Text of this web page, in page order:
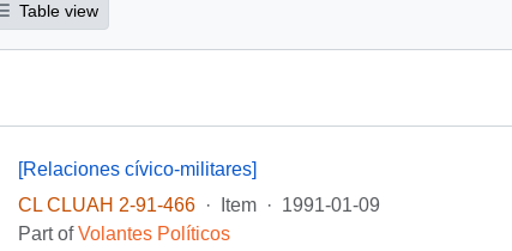
Table view
[Relaciones cívico-militares]
CL CLUAH 2-91-466
· Item · 1991-01-09
Part ofVolantes Políticos